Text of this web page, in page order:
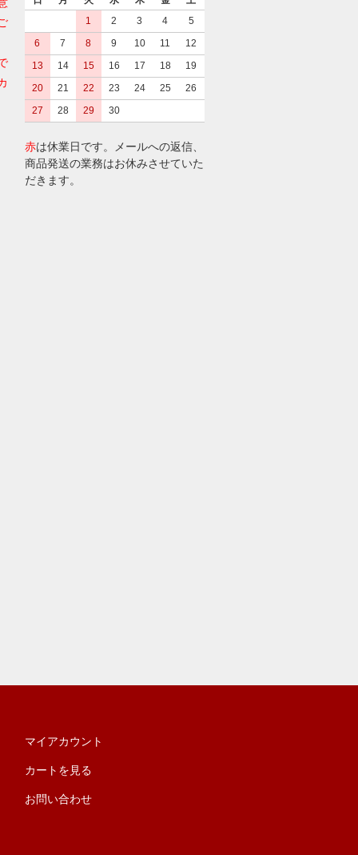
1
2 3 4
5
6
7 8 9 10 11
12
13
14 15 16 17 18
19
20
21 22 23 24 25
26
27
28 29 30
赤は休業日です。メールへの返信、
商品発送の業務はお休みさせていた
だきます。
マイアカウント
カートを見る
お問い合わせ